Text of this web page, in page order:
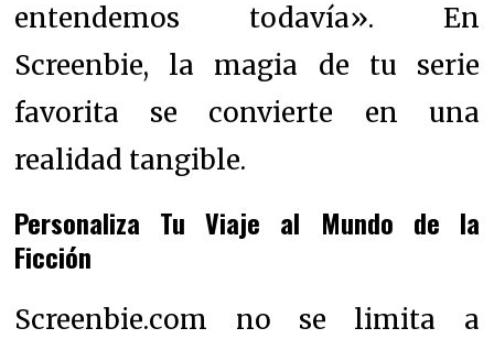
entendemos todavía». En
Screenbie, la magia de tu serie
favorita se convierte en una
realidad tangible.
Personaliza Tu Viaje al Mundo de la
Ficción
Screenbie.com no se limita a